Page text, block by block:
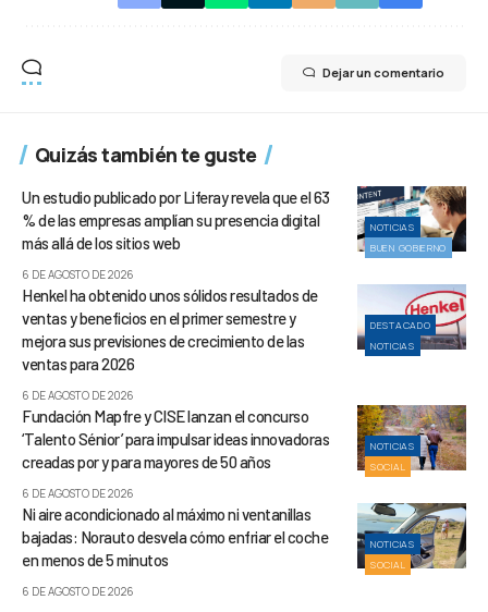
Dejar un comentario
Quizás también te guste
NOTICIAS
BUEN GOBIERNO
Un estudio publicado por Liferay revela que el 63
% de las empresas amplían su presencia digital
más allá de los sitios web
6 DE AGOSTO DE 2026
DESTACADO
NOTICIAS
Henkel ha obtenido unos sólidos resultados de
ventas y beneficios en el primer semestre y
mejora sus previsiones de crecimiento de las
ventas para 2026
6 DE AGOSTO DE 2026
NOTICIAS
SOCIAL
Fundación Mapfre y CISE lanzan el concurso
‘Talento Sénior’ para impulsar ideas innovadoras
creadas por y para mayores de 50 años
6 DE AGOSTO DE 2026
NOTICIAS
SOCIAL
Ni aire acondicionado al máximo ni ventanillas
bajadas: Norauto desvela cómo enfriar el coche
en menos de 5 minutos
6 DE AGOSTO DE 2026